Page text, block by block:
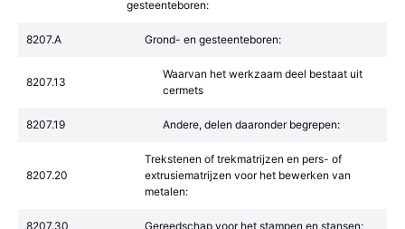
gesteenteboren:
8207.A Grond- en gesteenteboren:
8207.13
Waarvan het werkzaam deel bestaat uit
cermets
8207.19 Andere, delen daaronder begrepen:
8207.20
Trekstenen of trekmatrijzen en pers- of
extrusiematrijzen voor het bewerken van
metalen:
8207.30 Gereedschap voor het stampen en stansen: